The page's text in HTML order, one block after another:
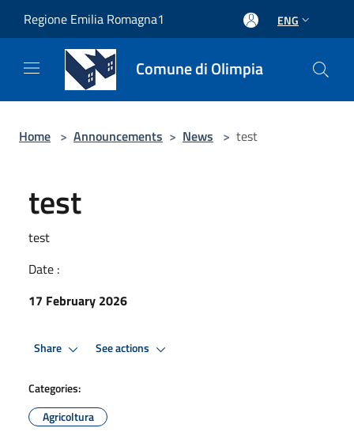
Regione Emilia Romagna1 ENG
Comune di Olimpia
Home > Announcements > News > test
test
test
Date :
17 February 2026
Share See actions
Categories:
Agricoltura